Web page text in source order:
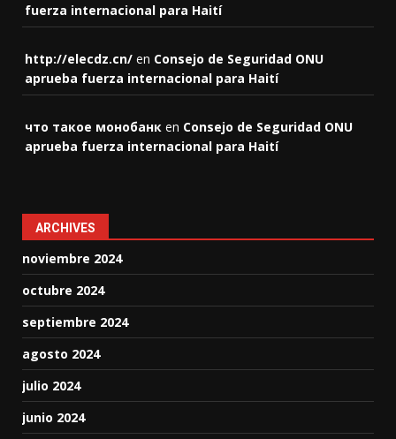
fuerza internacional para Haití
http://elecdz.cn/ en Consejo de Seguridad ONU
aprueba fuerza internacional para Haití
что такое монобанк en Consejo de Seguridad ONU
aprueba fuerza internacional para Haití
ARCHIVES
noviembre 2024
octubre 2024
septiembre 2024
agosto 2024
julio 2024
junio 2024